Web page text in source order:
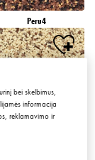
Peru4
bei skelbimus,
informacija
reklamavimo ir